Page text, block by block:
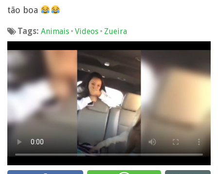
tão boa
Tags: Animais • Videos • Zueira